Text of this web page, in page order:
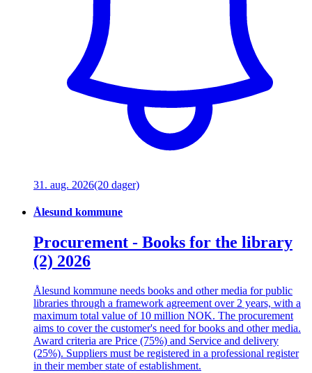
31. aug. 2026(20 dager)
Ålesund kommune
Procurement - Books for the library
(2) 2026
Ålesund kommune needs books and other media for public
libraries through a framework agreement over 2 years, with a
maximum total value of 10 million NOK. The procurement
aims to cover the customer's need for books and other media.
Award criteria are Price (75%) and Service and delivery
(25%). Suppliers must be registered in a professional register
in their member state of establishment.